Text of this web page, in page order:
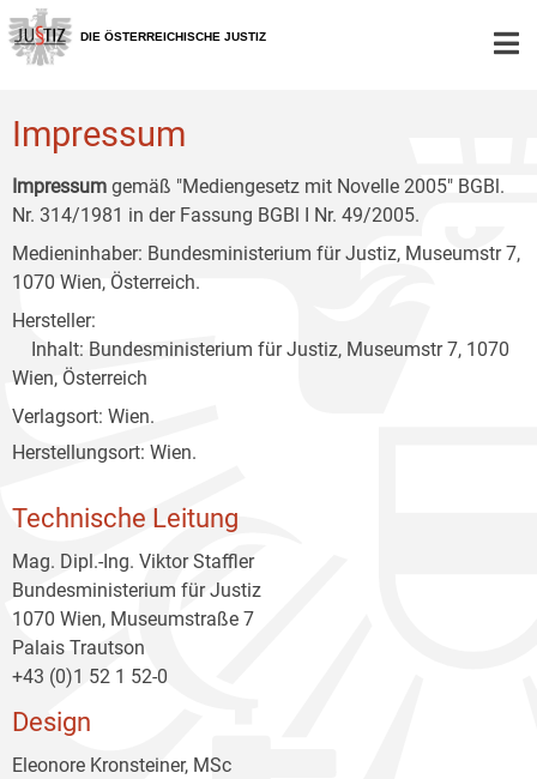
Zur
Hauptnavigation
[1]
Zum
Inhalt
[2]
Zum
Untermenü
[3]
DIE ÖSTERREICHISCHE JUSTIZ
Impressum
Impressum gemäß "Mediengesetz mit Novelle 2005" BGBl.
Nr. 314/1981 in der Fassung BGBl I Nr. 49/2005.
Medieninhaber: Bundesministerium für Justiz, Museumstr 7,
1070 Wien, Österreich.
Hersteller:
Inhalt: Bundesministerium für Justiz, Museumstr 7, 1070
Wien, Österreich
Verlagsort: Wien.
Herstellungsort: Wien.
Technische Leitung
Mag. Dipl.-Ing. Viktor Staffler
Bundesministerium für Justiz
1070 Wien, Museumstraße 7
Palais Trautson
+43 (0)1 52 1 52-0
Design
Eleonore Kronsteiner, MSc